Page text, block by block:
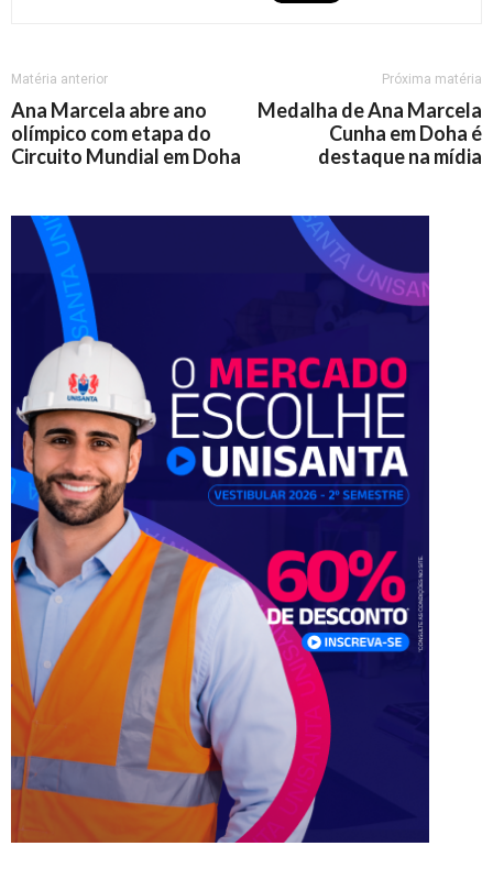
Matéria anterior
Ana Marcela abre ano
olímpico com etapa do
Circuito Mundial em Doha
Próxima matéria
Medalha de Ana Marcela
Cunha em Doha é
destaque na mídia